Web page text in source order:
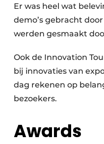
Er was heel wat
demo’s gebracht
werden gesmaakt
Ook de Innovation
bij innovaties van
dag rekenen op
bezoekers.
Awards